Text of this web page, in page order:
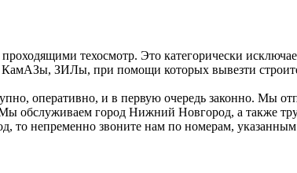
техосмотр. Это категорически
КамАЗы, ЗИЛы, при помощи которых вывезти
оперативно, и в первую очередь законно. Мы
Мы обслуживаем город Нижний Новгород, а также
то непременно звоните нам по номерам,